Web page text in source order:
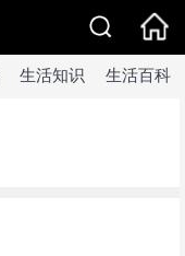
生活知识 生活百科